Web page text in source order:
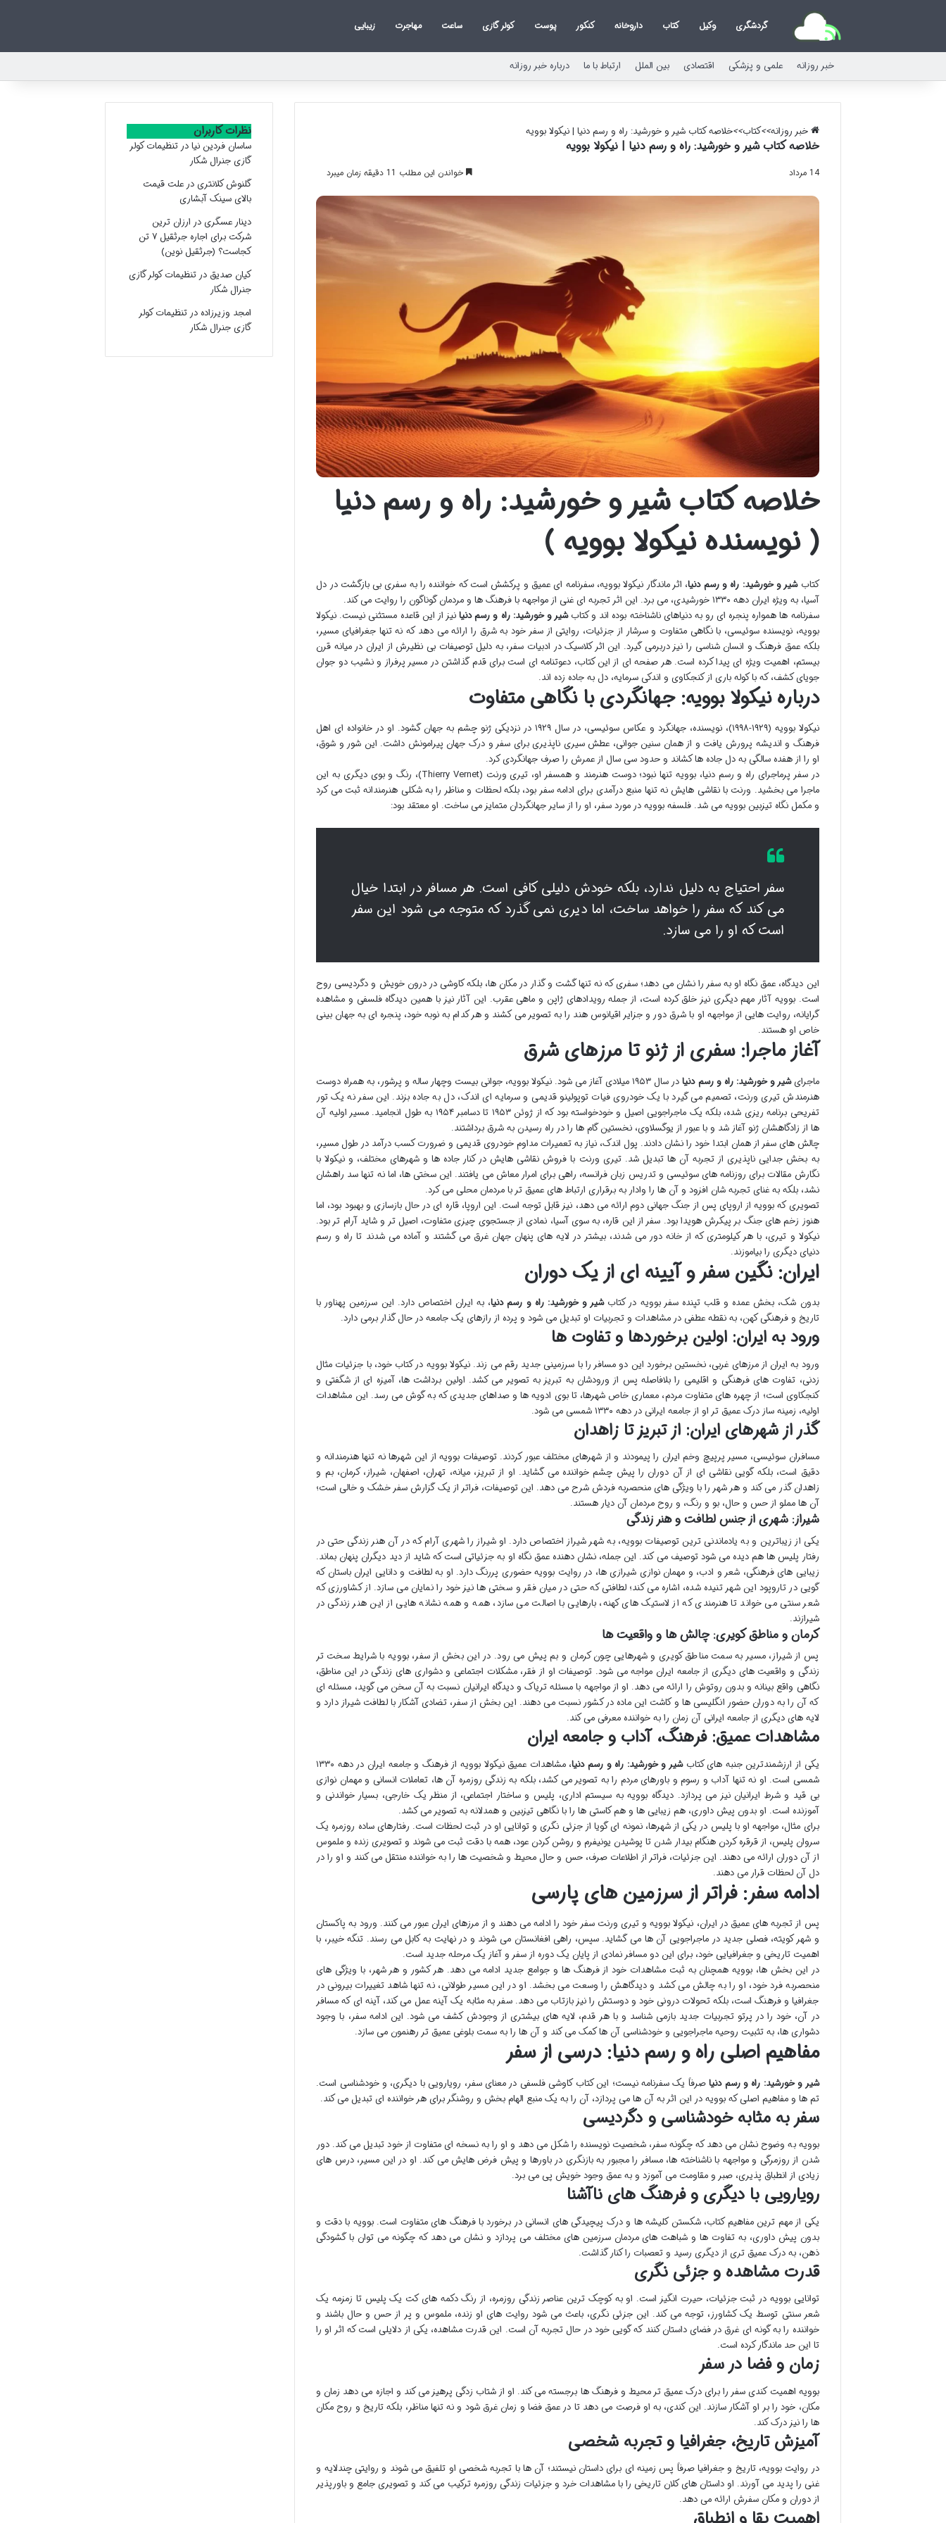
گردشگری وکیل کتاب داروخانه کنکور پوست کولر گازی ساعت مهاجرت زیبایی
خبر روزانه علمی و پزشکی اقتصادی بین الملل ارتباط با ما درباره خبر روزانه
خبر روزانه>>کتاب>>خلاصه کتاب شیر و خورشید: راه و رسم دنیا | نیکولا بوویه
خلاصه کتاب شیر و خورشید: راه و رسم دنیا | نیکولا بوویه
14 مرداد خواندن این مطلب 11 دقیقه زمان میبرد
خلاصه کتاب شیر و خورشید: راه و رسم دنیا
( نویسنده نیکولا بوویه )
کتابشیر و خورشید: راه و رسم دنیا، اثر ماندگار نیکولا بوویه، سفرنامه ای عمیق و پرکشش است که خواننده را به سفری بی بازگشت در دل
آسیا، به ویژه ایران دهه ۱۳۳۰ خورشیدی، می برد. این اثر تجربه ای غنی از مواجهه با فرهنگ ها و مردمان گوناگون را روایت می کند.
سفرنامه ها همواره پنجره ای رو به دنیاهای ناشناخته بوده اند و کتابشیر و خورشید: راه و رسم دنیانیز از این قاعده مستثنی نیست. نیکولا
بوویه، نویسنده سوئیسی، با نگاهی متفاوت و سرشار از جزئیات، روایتی از سفر خود به شرق را ارائه می دهد که نه تنها جغرافیای مسیر،
بلکه عمق فرهنگ و انسان شناسی را نیز دربرمی گیرد. این اثر کلاسیک در ادبیات سفر، به دلیل توصیفات بی نظیرش از ایران در میانه قرن
بیستم، اهمیت ویژه ای پیدا کرده است. هر صفحه ای از این کتاب، دعوتنامه ای است برای قدم گذاشتن در مسیر پرفراز و نشیب دو جوان
جویای کشف، که با کوله باری از کنجکاوی و اندکی سرمایه، دل به جاده زده اند.
درباره نیکولا بوویه: جهانگردی با نگاهی متفاوت
نیکولا بوویه (۱۹۲۹-۱۹۹۸)، نویسنده، جهانگرد و عکاس سوئیسی، در سال ۱۹۲۹ در نزدیکی ژنو چشم به جهان گشود. او در خانواده ای اهل
فرهنگ و اندیشه پرورش یافت و از همان سنین جوانی، عطش سیری ناپذیری برای سفر و درک جهان پیرامونش داشت. این شور و شوق،
او را از هفده سالگی به دل جاده ها کشاند و حدود سی سال از عمرش را صرف جهانگردی کرد.
در سفر پرماجرای راه و رسم دنیا، بوویه تنها نبود؛ دوست هنرمند و همسفر او، تیری ورنت (Thierry Vernet)، رنگ و بوی دیگری به این
ماجرا می بخشید. ورنت با نقاشی هایش نه تنها منبع درآمدی برای ادامه سفر بود، بلکه لحظات و مناظر را به شکلی هنرمندانه ثبت می کرد
و مکمل نگاه تیزبین بوویه می شد. فلسفه بوویه در مورد سفر، او را از سایر جهانگردان متمایز می ساخت. او معتقد بود:
سفر احتیاج به دلیل ندارد، بلکه خودش دلیلی کافی است. هر مسافر در ابتدا خیال
می کند که سفر را خواهد ساخت، اما دیری نمی گذرد که متوجه می شود این سفر
است که او را می سازد.
این دیدگاه، عمق نگاه او به سفر را نشان می دهد؛ سفری که نه تنها گشت و گذار در مکان ها، بلکه کاوشی در درون خویش و دگردیسی روح
است. بوویه آثار مهم دیگری نیز خلق کرده است، از جمله رویدادهای ژاپن و ماهی عقرب. این آثار نیز با همین دیدگاه فلسفی و مشاهده
گرایانه، روایت هایی از مواجهه او با شرق دور و جزایر اقیانوس هند را به تصویر می کشند و هر کدام به نوبه خود، پنجره ای به جهان بینی
خاص او هستند.
آغاز ماجرا: سفری از ژنو تا مرزهای شرق
ماجرایشیر و خورشید: راه و رسم دنیا
در سال ۱۹۵۳ میلادی آغاز می شود. نیکولا بوویه، جوانی بیست وچهار ساله و پرشور، به همراه دوست
هنرمندش تیری ورنت، تصمیم می گیرد با یک خودروی فیات توپولینو قدیمی و سرمایه ای اندک، دل به جاده بزند. این سفر نه یک تور
تفریحی برنامه ریزی شده، بلکه یک ماجراجویی اصیل و خودخواسته بود که از ژوئن ۱۹۵۳ تا دسامبر ۱۹۵۴ به طول انجامید. مسیر اولیه آن
ها از زادگاهشان ژنو آغاز شد و با عبور از یوگسلاوی، نخستین گام ها را در راه رسیدن به شرق برداشتند.
چالش های سفر از همان ابتدا خود را نشان دادند. پول اندک، نیاز به تعمیرات مداوم خودروی قدیمی و ضرورت کسب درآمد در طول مسیر،
به بخش جدایی ناپذیری از تجربه آن ها تبدیل شد. تیری ورنت با فروش نقاشی هایش در کنار جاده ها و شهرهای مختلف، و نیکولا با
نگارش مقالات برای روزنامه های سوئیسی و تدریس زبان فرانسه، راهی برای امرار معاش می یافتند. این سختی ها، اما نه تنها سد راهشان
نشد، بلکه به غنای تجربه شان افزود و آن ها را وادار به برقراری ارتباط های عمیق تر با مردمان محلی می کرد.
تصویری که بوویه از اروپای پس از جنگ جهانی دوم ارائه می دهد، نیز قابل توجه است. این اروپا، قاره ای در حال بازسازی و بهبود بود، اما
هنوز زخم های جنگ بر پیکرش هویدا بود. سفر از این قاره، به سوی آسیا، نمادی از جستجوی چیزی متفاوت، اصیل تر و شاید آرام تر بود.
نیکولا و تیری، با هر کیلومتری که از خانه دور می شدند، بیشتر در لایه های پنهان جهان غرق می گشتند و آماده می شدند تا راه و رسم
دنیای دیگری را بیاموزند.
ایران: نگین سفر و آیینه ای از یک دوران
بدون شک، بخش عمده و قلب تپنده سفر بوویه در کتابشیر و خورشید: راه و رسم دنیا، به ایران اختصاص دارد. این سرزمین پهناور با
تاریخ و فرهنگی کهن، به نقطه عطفی در مشاهدات و تجربیات او تبدیل می شود و پرده از رازهای یک جامعه در حال گذار برمی دارد.
ورود به ایران: اولین برخوردها و تفاوت ها
ورود به ایران از مرزهای غربی، نخستین برخورد این دو مسافر را با سرزمینی جدید رقم می زند. نیکولا بوویه در کتاب خود، با جزئیات مثال
زدنی، تفاوت های فرهنگی و اقلیمی را بلافاصله پس از ورودشان به تبریز به تصویر می کشد. اولین برداشت ها، آمیزه ای از شگفتی و
کنجکاوی است؛ از چهره های متفاوت مردم، معماری خاص شهرها، تا بوی ادویه ها و صداهای جدیدی که به گوش می رسد. این مشاهدات
اولیه، زمینه ساز درک عمیق تر او از جامعه ایرانی در دهه ۱۳۳۰ شمسی می شود.
گذر از شهرهای ایران: از تبریز تا زاهدان
مسافران سوئیسی، مسیر پرپیچ وخم ایران را پیمودند و از شهرهای مختلف عبور کردند. توصیفات بوویه از این شهرها نه تنها هنرمندانه و
دقیق است، بلکه گویی نقاشی ای از آن دوران را پیش چشم خواننده می گشاید. او از تبریز، میانه، تهران، اصفهان، شیراز، کرمان، بم و
زاهدان گذر می کند و هر شهر را با ویژگی های منحصربه فردش شرح می دهد. این توصیفات، فراتر از یک گزارش سفر خشک و خالی است؛
آن ها مملو از حس و حال، بو و رنگ، و روح مردمان آن دیار هستند.
شیراز: شهری از جنس لطافت و هنر زندگی
یکی از زیباترین و به یادماندنی ترین توصیفات بوویه، به شهر شیراز اختصاص دارد. او شیراز را شهری آرام که در آن هنر زندگی حتی در
رفتار پلیس ها هم دیده می شود توصیف می کند. این جمله، نشان دهنده عمق نگاه او به جزئیاتی است که شاید از دید دیگران پنهان بماند.
زیبایی های فرهنگی، شعر و ادب، و مهمان نوازی شیرازی ها، در روایت بوویه حضوری پررنگ دارد. او به لطافت و دانایی ایران باستان که
گویی در تاروپود این شهر تنیده شده، اشاره می کند؛ لطافتی که حتی در میان فقر و سختی ها نیز خود را نمایان می سازد. از کشاورزی که
شعر سنتی می خواند تا هنرمندی که از لاستیک های کهنه، بارهایی با اصالت می سازد، همه و همه نشانه هایی از این هنر زندگی در
شیرازند.
کرمان و مناطق کویری: چالش ها و واقعیت ها
پس از شیراز، مسیر به سمت مناطق کویری و شهرهایی چون کرمان و بم پیش می رود. در این بخش از سفر، بوویه با شرایط سخت تر
زندگی و واقعیت های دیگری از جامعه ایران مواجه می شود. توصیفات او از فقر، مشکلات اجتماعی و دشواری های زندگی در این مناطق،
نگاهی واقع بینانه و بدون روتوش را ارائه می دهد. او از مواجهه با مسئله تریاک و دیدگاه ایرانیان نسبت به آن سخن می گوید، مسئله ای
که آن را به دوران حضور انگلیسی ها و کاشت این ماده در کشور نسبت می دهند. این بخش از سفر، تضادی آشکار با لطافت شیراز دارد و
لایه های دیگری از جامعه ایرانی آن زمان را به خواننده معرفی می کند.
مشاهدات عمیق: فرهنگ، آداب و جامعه ایران
یکی از ارزشمندترین جنبه های کتابشیر و خورشید: راه و رسم دنیا
، مشاهدات عمیق نیکولا بوویه از فرهنگ و جامعه ایران در دهه ۱۳۳۰
شمسی است. او نه تنها آداب و رسوم و باورهای مردم را به تصویر می کشد، بلکه به زندگی روزمره آن ها، تعاملات انسانی و مهمان نوازی
بی قید و شرط ایرانیان نیز می پردازد. دیدگاه بوویه به سیستم اداری، پلیس و ساختار اجتماعی، از منظر یک خارجی، بسیار خواندنی و
آموزنده است. او بدون پیش داوری، هم زیبایی ها و هم کاستی ها را با نگاهی تیزبین و همدلانه به تصویر می کشد.
برای مثال، مواجهه او با پلیس در یکی از شهرها، نمونه ای گویا از جزئی نگری و توانایی او در ثبت لحظات است. رفتارهای ساده روزمره یک
سروان پلیس، از قرقره کردن هنگام بیدار شدن تا پوشیدن یونیفرم و روشن کردن عود، همه با دقت ثبت می شوند و تصویری زنده و ملموس
از آن دوران ارائه می دهند. این جزئیات، فراتر از اطلاعات صرف، حس و حال محیط و شخصیت ها را به خواننده منتقل می کنند و او را در
دل آن لحظات قرار می دهند.
ادامه سفر: فراتر از سرزمین های پارسی
پس از تجربه های عمیق در ایران، نیکولا بوویه و تیری ورنت سفر خود را ادامه می دهند و از مرزهای ایران عبور می کنند. ورود به پاکستان
و شهر کویته، فصلی جدید در ماجراجویی آن ها می گشاید. سپس، راهی افغانستان می شوند و در نهایت به کابل می رسند. تنگه خیبر، با
اهمیت تاریخی و جغرافیایی خود، برای این دو مسافر نمادی از پایان یک دوره از سفر و آغاز یک مرحله جدید است.
در این بخش ها، بوویه همچنان به ثبت مشاهدات خود از فرهنگ ها و جوامع جدید ادامه می دهد. هر کشور و هر شهر، با ویژگی های
منحصربه فرد خود، او را به چالش می کشد و دیدگاهش را وسعت می بخشد. او در این مسیر طولانی، نه تنها شاهد تغییرات بیرونی در
جغرافیا و فرهنگ است، بلکه تحولات درونی خود و دوستش را نیز بازتاب می دهد. سفر به مثابه یک آینه عمل می کند، آینه ای که مسافر
در آن، خود را در پرتو تجربیات جدید بازمی شناسد و با هر قدم، لایه های بیشتری از وجودش کشف می شود. این ادامه سفر، با وجود
دشواری ها، به تثبیت روحیه ماجراجویی و خودشناسی آن ها کمک می کند و آن ها را به سمت بلوغی عمیق تر رهنمون می سازد.
مفاهیم اصلی راه و رسم دنیا: درسی از سفر
شیر و خورشید: راه و رسم دنیاصرفاً یک سفرنامه نیست؛ این کتاب کاوشی فلسفی در معنای سفر، رویارویی با دیگری، و خودشناسی است.
تم ها و مفاهیم اصلی که بوویه در این اثر به آن ها می پردازد، آن را به یک منبع الهام بخش و روشنگر برای هر خواننده ای تبدیل می کند.
سفر به مثابه خودشناسی و دگردیسی
بوویه به وضوح نشان می دهد که چگونه سفر، شخصیت نویسنده را شکل می دهد و او را به نسخه ای متفاوت از خود تبدیل می کند. دور
شدن از روزمرگی و مواجهه با ناشناخته ها، مسافر را مجبور به بازنگری در باورها و پیش فرض هایش می کند. او در این مسیر، درس های
زیادی از انطباق پذیری، صبر و مقاومت می آموزد و به عمق وجود خویش پی می برد.
رویارویی با دیگری و فرهنگ های ناآشنا
یکی از مهم ترین مفاهیم کتاب، شکستن کلیشه ها و درک پیچیدگی های انسانی در برخورد با فرهنگ های متفاوت است. بوویه با دقت و
بدون پیش داوری، به تفاوت ها و شباهت های مردمان سرزمین های مختلف می پردازد و نشان می دهد که چگونه می توان با گشودگی
ذهن، به درک عمیق تری از دیگری رسید و تعصبات را کنار گذاشت.
قدرت مشاهده و جزئی نگری
توانایی بوویه در ثبت جزئیات، حیرت انگیز است. او به کوچک ترین عناصر زندگی روزمره، از رنگ دکمه های کت یک پلیس تا زمزمه یک
شعر سنتی توسط یک کشاورز، توجه می کند. این جزئی نگری، باعث می شود روایت های او زنده، ملموس و پر از حس و حال باشند و
خواننده را به گونه ای غرق در فضای داستان کنند که گویی خود در حال تجربه آن است. این قدرت مشاهده، یکی از دلایلی است که اثر او را
تا این حد ماندگار کرده است.
زمان و فضا در سفر
بوویه اهمیت کندی سفر را برای درک عمیق تر محیط و فرهنگ ها برجسته می کند. او از شتاب زدگی پرهیز می کند و اجازه می دهد زمان و
مکان، خود را بر او آشکار سازند. این کندی، به او فرصت می دهد تا در عمق فضا و زمان غرق شود و نه تنها مناظر، بلکه تاریخ و روح مکان
ها را نیز درک کند.
آمیزش تاریخ، جغرافیا و تجربه شخصی
در روایت بوویه، تاریخ و جغرافیا صرفاً پس زمینه ای برای داستان نیستند؛ آن ها با تجربه شخصی او تلفیق می شوند و روایتی چندلایه و
غنی را پدید می آورند. او داستان های کلان تاریخی را با مشاهدات خرد و جزئیات زندگی روزمره ترکیب می کند و تصویری جامع و باورپذیر
از دوران و مکان سفرش ارائه می دهد.
نظرات کاربران
ساسان فردین نیادر تنظیمات کولر
گازی جنرال شکار
گلنوش کلانتریدر علت قیمت
بالای سینک آبشاری
دینار عسگریدر ارزان ترین
شرکت برای اجاره جرثقیل ۷ تن
کجاست؟ (جرثقیل نوین)
کیان صدیق در تنظیمات کولر گازی
جنرال شکار
امجد وزیرزاده در تنظیمات کولر
گازی جنرال شکار